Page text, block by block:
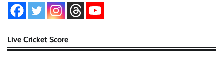
Live Cricket Score